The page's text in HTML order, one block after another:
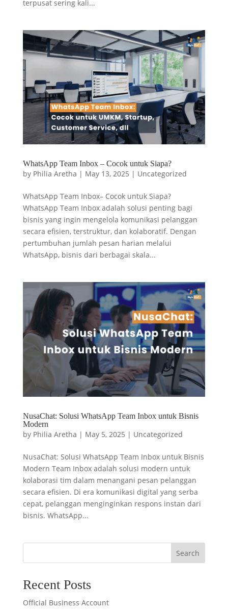
terpusat sering kali...
WhatsApp Team Inbox – Cocok untuk Siapa?
by Philia Aretha | May 13, 2025 | Uncategorized
WhatsApp Team Inbox– Cocok untuk Siapa?
WhatsApp Team Inbox adalah solusi penting bagi
bisnis yang ingin mengelola komunikasi pelanggan
secara efisien, terstruktur, dan kolaboratif. Dengan
pertumbuhan jumlah pesan harian melalui
WhatsApp, bisnis dari berbagai skala...
NusaChat: Solusi WhatsApp Team Inbox untuk Bisnis
Modern
by Philia Aretha | May 5, 2025 | Uncategorized
NusaChat: Solusi WhatsApp Team Inbox untuk Bisnis
Modern Team Inbox adalah solusi modern untuk
kolaborasi tim dalam menangani pesan pelanggan
secara efisien. Di era komunikasi digital yang serba
cepat, pelanggan menginginkan respons instan dari
bisnis. WhatsApp...
Search
Recent Posts
Official Business Account